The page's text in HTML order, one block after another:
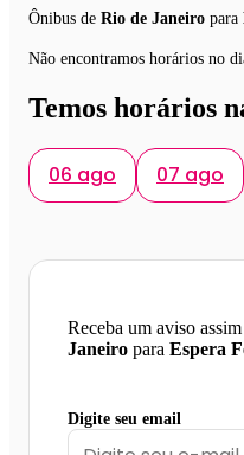
Ônibus de Rio de Janeiro para
Não encontramos horários no
Temos horários
06 ago 07 ago
Receba um aviso
Janeiro para Espera
Digite seu email